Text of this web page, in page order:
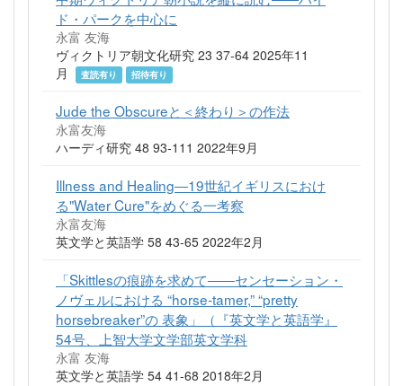
ド・パークを中心に
永富 友海
ヴィクトリア朝文化研究 23 37-64 2025年11
月
査読有り 招待有り
Jude the Obscureと＜終わり＞の作法
永富友海
ハーディ研究 48 93-111 2022年9月
Illness and Healing―19世紀イギリスにおけ
る"Water Cure"をめぐる一考察
永富友海
英文学と英語学 58 43-65 2022年2月
「Skittlesの痕跡を求めて――センセーション・
ノヴェルにおける “horse-tamer,” “pretty
horsebreaker”の 表象」（『英文学と英語学』
54号、上智大学文学部英文学科
永富 友海
英文学と英語学 54 41-68 2018年2月